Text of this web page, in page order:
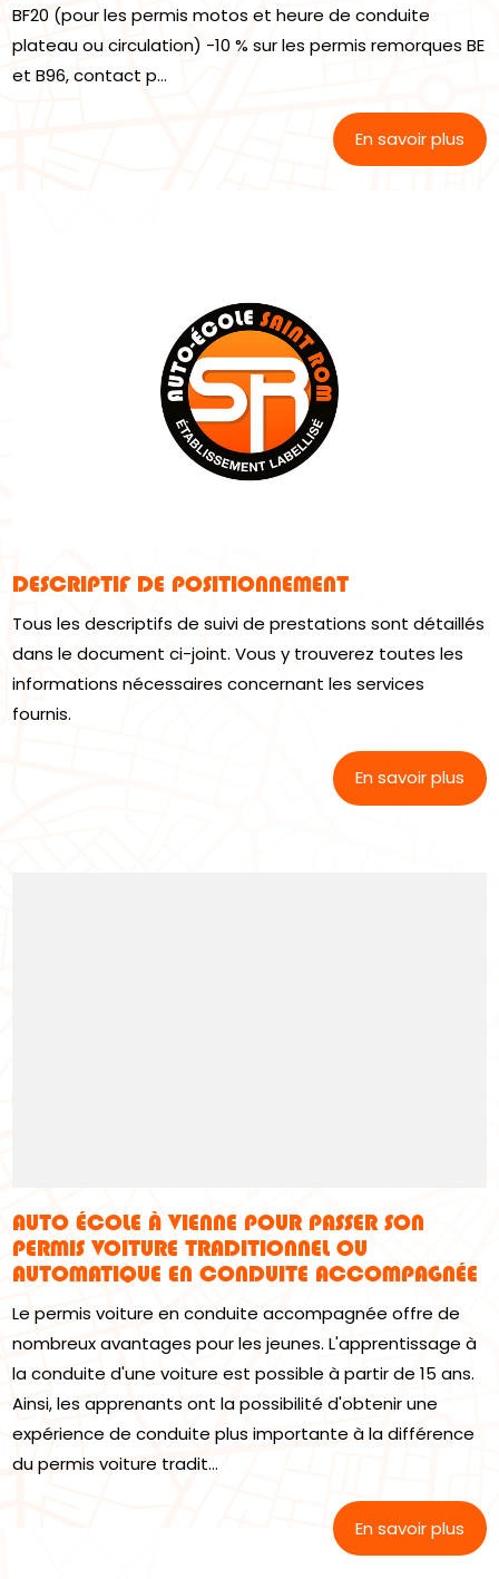
BF20 (pour les permis motos et heure de conduite
plateau ou circulation) -10 % sur les permis remorques BE
et B96, contact p...
En savoir plus
DESCRIPTIF DE POSITIONNEMENT
Tous les descriptifs de suivi de prestations sont détaillés
dans le document ci-joint. Vous y trouverez toutes les
informations nécessaires concernant les services
fournis.
En savoir plus
AUTO ÉCOLE À VIENNE POUR PASSER SON
PERMIS VOITURE TRADITIONNEL OU
AUTOMATIQUE EN CONDUITE ACCOMPAGNÉE
Le permis voiture en conduite accompagnée offre de
nombreux avantages pour les jeunes. L'apprentissage à
la conduite d'une voiture est possible à partir de 15 ans.
Ainsi, les apprenants ont la possibilité d'obtenir une
expérience de conduite plus importante à la différence
du permis voiture tradit...
En savoir plus